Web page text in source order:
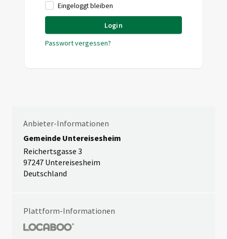
Eingeloggt bleiben
Login
Passwort vergessen?
Anbieter-Informationen
Gemeinde Untereisesheim
Reichertsgasse 3
97247 Untereisesheim
Deutschland
Plattform-Informationen